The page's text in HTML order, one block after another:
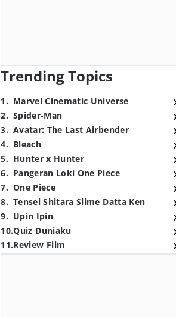
Trending Topics
1. Marvel Cinematic Universe
2. Spider-Man
3. Avatar: The Last Airbender
4. Bleach
5. Hunter x Hunter
6. Pangeran Loki One Piece
7. One Piece
8. Tensei Shitara Slime Datta Ken
9. Upin Ipin
10.Quiz Duniaku
11.Review Film